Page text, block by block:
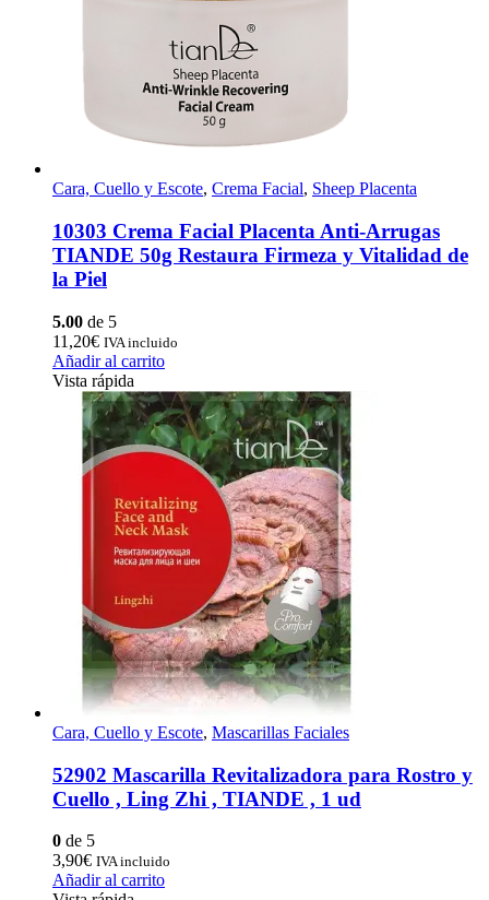
Cara, Cuello y Escote, Crema Facial, Sheep Placenta
10303 Crema Facial Placenta Anti-Arrugas
TIANDE 50g Restaura Firmeza y Vitalidad de
la Piel
5.00 de 5
11,20€ IVA incluido
Añadir al carrito
Vista rápida
Cara, Cuello y Escote, Mascarillas Faciales
52902 Mascarilla Revitalizadora para Rostro y
Cuello , Ling Zhi , TIANDE , 1 ud
0 de 5
3,90€ IVA incluido
Añadir al carrito